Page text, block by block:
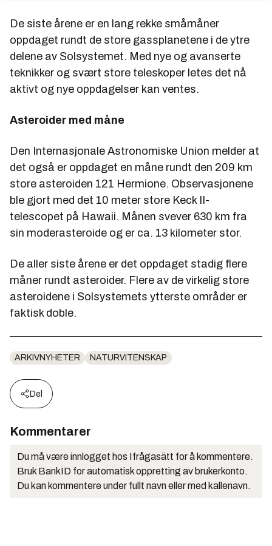
De siste årene er en lang rekke småmåner
oppdaget rundt de store gassplanetene i de ytre
delene av Solsystemet. Med nye og avanserte
teknikker og svært store teleskoper letes det nå
aktivt og nye oppdagelser kan ventes.
Asteroider med måne
Den Internasjonale Astronomiske Union melder at
det også er oppdaget en måne rundt den 209 km
store asteroiden 121 Hermione. Observasjonene
ble gjort med det 10 meter store Keck II-
telescopet på Hawaii. Månen svever 630 km fra
sin moderasteroide og er ca. 13 kilometer stor.
De aller siste årene er det oppdaget stadig flere
måner rundt asteroider. Flere av de virkelig store
asteroidene i Solsystemets ytterste områder er
faktisk doble.
ARKIVNYHETER NATURVITENSKAP
Del
Kommentarer
Du må være innlogget hos Ifrågasätt for å kommentere.
Bruk BankID for automatisk oppretting av brukerkonto.
Du kan kommentere under fullt navn eller med kallenavn.